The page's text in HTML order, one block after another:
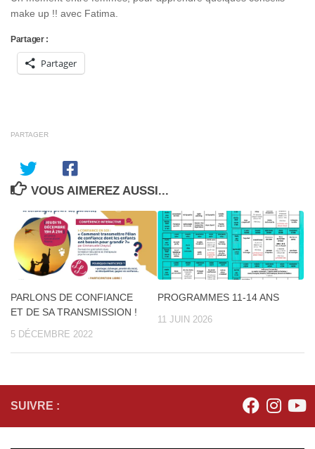
make up !! avec Fatima.
Partager :
Partager
PARTAGER
VOUS AIMEREZ AUSSI...
PARLONS DE CONFIANCE
ET DE SA TRANSMISSION !
5 DÉCEMBRE 2022
PROGRAMMES 11-14 ANS
11 JUIN 2026
SUIVRE :